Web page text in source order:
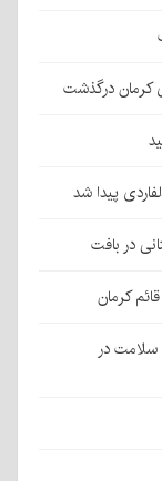
کرمان درگذشت
کرمان
سلامت در